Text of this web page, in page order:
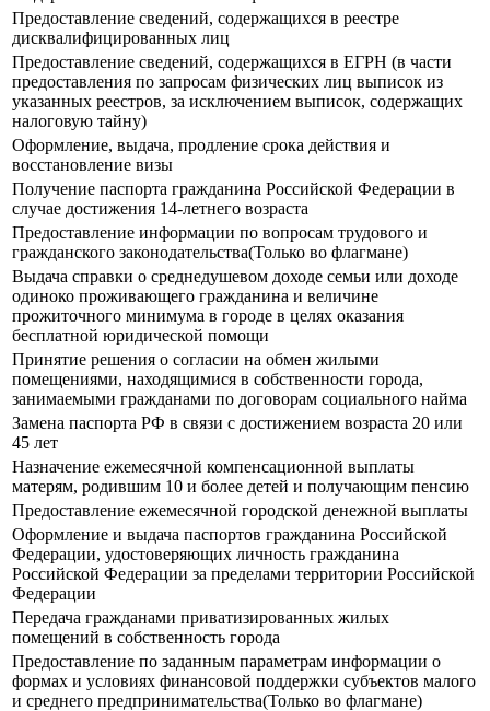
Предоставление сведений, содержащихся в реестре
дисквалифицированных лиц
Предоставление сведений, содержащихся в ЕГРН (в части
предоставления по запросам физических лиц выписок из
указанных реестров, за исключением выписок, содержащих
налоговую тайну)
Оформление, выдача, продление срока действия и
восстановление визы
Получение паспорта гражданина Российской Федерации в
случае достижения 14-летнего возраста
Предоставление информации по вопросам трудового и
гражданского законодательства(Только во флагмане)
Выдача справки о среднедушевом доходе семьи или доходе
одиноко проживающего гражданина и величине
прожиточного минимума в городе в целях оказания
бесплатной юридической помощи
Принятие решения о согласии на обмен жилыми
помещениями, находящимися в собственности города,
занимаемыми гражданами по договорам социального найма
Замена паспорта РФ в связи с достижением возраста 20 или
45 лет
Назначение ежемесячной компенсационной выплаты
матерям, родившим 10 и более детей и получающим пенсию
Предоставление ежемесячной городской денежной выплаты
Оформление и выдача паспортов гражданина Российской
Федерации, удостоверяющих личность гражданина
Российской Федерации за пределами территории Российской
Федерации
Передача гражданами приватизированных жилых
помещений в собственность города
Предоставление по заданным параметрам информации о
формах и условиях финансовой поддержки субъектов малого
и среднего предпринимательства(Только во флагмане)